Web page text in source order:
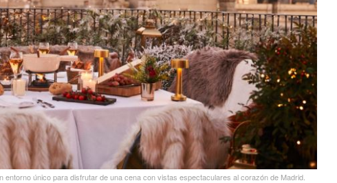
único para disfrutar de una cena con vistas espectaculares al corazón de Madrid.